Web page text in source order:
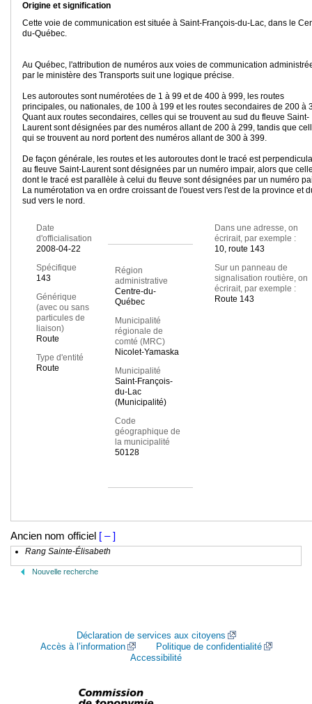
Origine et signification
Cette voie de communication est située à Saint-François-du-Lac, dans le
du-Québec.
Au Québec, l'attribution de numéros aux voies de communication
par le ministère des Transports suit une logique précise.
Les autoroutes sont numérotées de 1 à 99 et de 400 à 999, les routes
principales, ou nationales, de 100 à 199 et les routes secondaires de 200 à
Quant aux routes secondaires, celles qui se trouvent au sud du fleuve Saint-
Laurent sont désignées par des numéros allant de 200 à 299, tandis que
qui se trouvent au nord portent des numéros allant de 300 à 399.
De façon générale, les routes et les autoroutes dont le tracé est
au fleuve Saint-Laurent sont désignées par un numéro impair, alors que
dont le tracé est parallèle à celui du fleuve sont désignées par un numéro
La numérotation va en ordre croissant de l'ouest vers l'est de la province et
sud vers le nord.
Date
d'officialisation
2008-04-22
Spécifique
143
Générique
(avec ou sans
particules de
liaison)
Route
Type d'entité
Route
Région
administrative
Centre-du-
Québec
Municipalité
régionale de
comté (MRC)
Nicolet-Yamaska
Municipalité
Saint-François-
du-Lac
(Municipalité)
Code
géographique de
la municipalité
50128
Dans une adresse, on
écrirait, par exemple :
10, route 143
Sur un panneau de
signalisation routière, on
écrirait, par exemple :
Route 143
Ancien nom officiel [ – ]
Rang Sainte-Élisabeth
Nouvelle recherche
Déclaration de services aux citoyens
Accès à l’information
Politique de confidentialité
Accessibilité